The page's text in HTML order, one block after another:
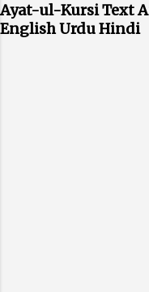
Ayat-ul-Kursi Text
English Urdu Hindi